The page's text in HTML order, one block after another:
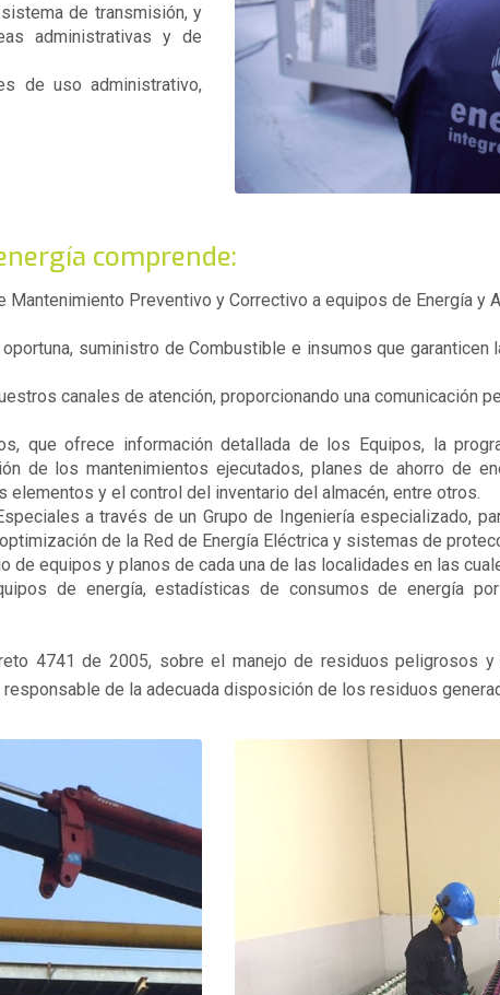
de transmisión, y
administrativas y de
de uso administrativo,
comprende:
Preventivo y Correctivo a equipos de Energía y
suministro de Combustible e insumos que
canales de atención, proporcionando una comunicación
que ofrece información detallada de los Equipos, la
de los mantenimientos ejecutados, planes de ahorro de
y el control del inventario del almacén, entre otros.
a través de un Grupo de Ingeniería especializado,
de la Red de Energía Eléctrica y sistemas de
de equipos y planos de cada una de las localidades en las
de energía, estadísticas de consumos de energía
4741 de 2005, sobre el manejo de residuos peligrosos
de la adecuada disposición de los residuos